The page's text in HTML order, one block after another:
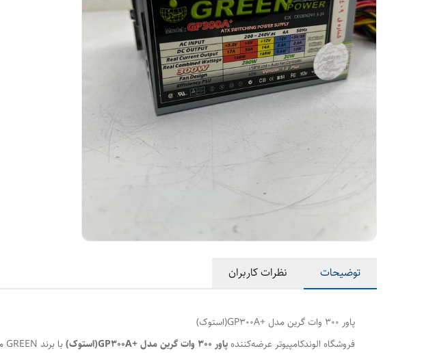
توضیحات نظرات کاربران
پاور ۳۰۰ وات گرین مدل +GP300A(استوک)
فروشگاه الوندکامپیوتر عرضه‌کنندهپاور ۳۰۰ وات گرین مدل +GP300A(استوک)
با برند GREEN می‌باشد.